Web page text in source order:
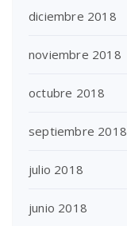
diciembre 2018
noviembre 2018
octubre 2018
septiembre 2018
julio 2018
junio 2018